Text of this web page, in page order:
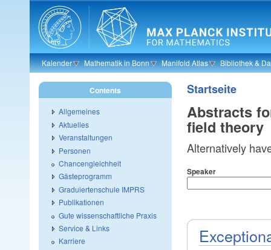
Skip to main content
Kalender Mathematik in Bonn Manifold Atlas Bibliothek &
Startseite
Abstracts
field theory
Alternatively
Speaker
Contents
Allgemeines
Aktuelles
Veranstaltungen
Personen
Chancengleichheit
Gästeprogramm
Graduiertenschule IMPRS
Publikationen
Gute wissenschaftliche Praxis
Service & Links
Karriere